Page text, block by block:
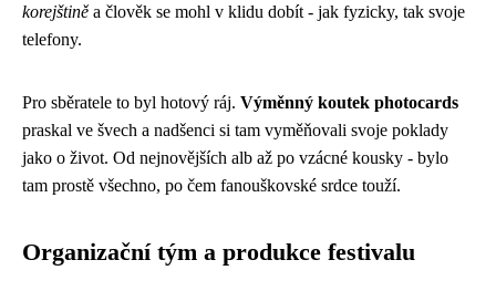
korejštině a člověk se mohl v klidu dobít - jak fyzicky, tak svoje
telefony.
Pro sběratele to byl hotový ráj. Výměnný koutek photocards
praskal ve švech a nadšenci si tam vyměňovali svoje poklady
jako o život. Od nejnovějších alb až po vzácné kousky - bylo
tam prostě všechno, po čem fanouškovské srdce touží.
Organizační tým a produkce festivalu